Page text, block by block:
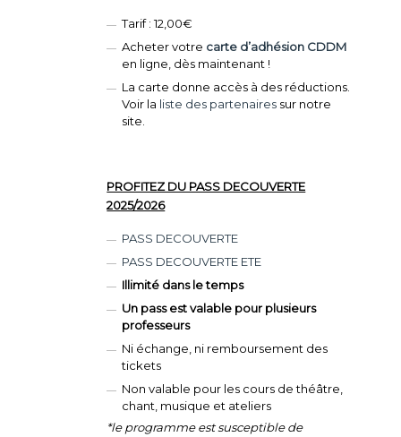
Tarif : 12,00€
Acheter votre carte d’adhésion CDDM
en ligne, dès maintenant !
La carte donne accès à des réductions.
Voir la liste des partenaires sur notre
site.
PROFITEZ DU PASS DECOUVERTE
2025/2026
PASS DECOUVERTE
PASS DECOUVERTE ETE
Illimité dans le temps
Un pass est valable pour plusieurs
professeurs
Ni échange, ni remboursement des
tickets
Non valable pour les cours de théâtre,
chant, musique et ateliers
*le programme est susceptible de